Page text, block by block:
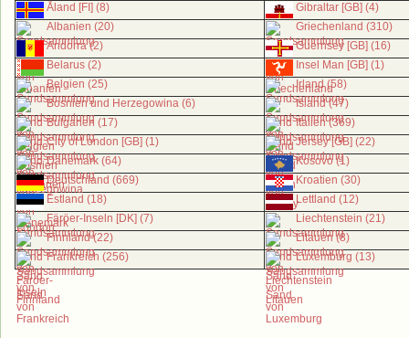
Åland [FI] (8)
Gibraltar [GB] (4)
Albanien (20)
Griechenland (310)
Andorra (2)
Guernsey [GB] (16)
Belarus (2)
Insel Man [GB] (1)
Belgien (25)
Irland (58)
Bosnien und Herzegowina (6)
Island (47)
Bulgarien (17)
Italien (369)
City of London [GB] (1)
Jersey [GB] (22)
Dänemark (64)
Kosovo (1)
Deutschland (669)
Kroatien (30)
Estland (18)
Lettland (12)
Färöer-Inseln [DK] (7)
Liechtenstein (21)
Finnland (22)
Litauen (8)
Frankreich (256)
Luxemburg (13)